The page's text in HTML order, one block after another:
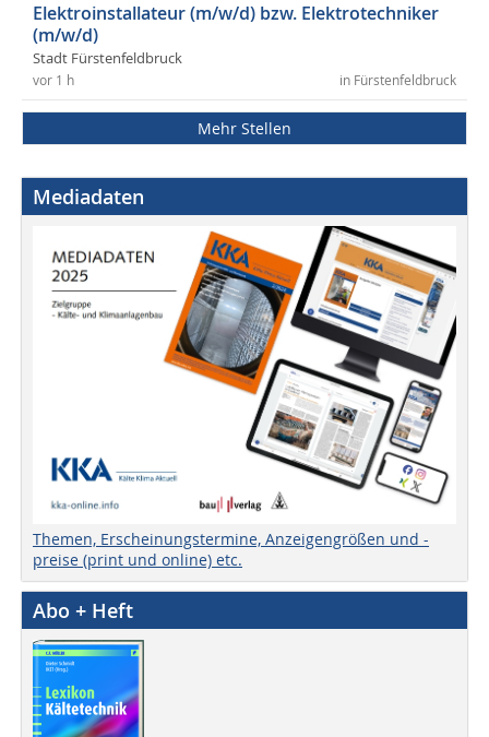
Elektroinstallateur (m/w/d) bzw. Elektrotechniker
(m/w/d)
Stadt Fürstenfeldbruck
in Fürstenfeldbruck
vor 1 h
Mehr Stellen
Mediadaten
Themen, Erscheinungstermine, Anzeigengrößen und -
preise (print und online) etc.
Abo + Heft